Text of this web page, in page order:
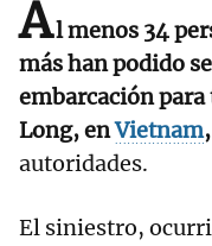
Al menos 34
más han podido
embarcación para
Long, enVietnam,
autoridades.
El siniestro,